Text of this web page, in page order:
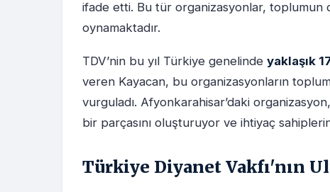
ifade etti. Bu tür organizasyonlar, toplumun
oynamaktadır.
TDV’nin bu yıl Türkiye genelinde yaklaşık
veren Kayacan, bu organizasyonların
vurguladı. Afyonkarahisar’daki
bir parçasını oluşturuyor ve ihtiyaç
Türkiye Diyanet Vakfı'nın